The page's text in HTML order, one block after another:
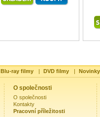
Blu-ray filmy | DVD filmy |
O společnosti
O společnosti
Kontakty
Pracovní příležitosti